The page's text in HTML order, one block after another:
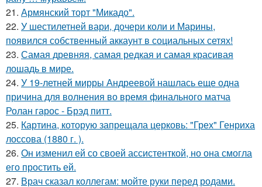
21. Армянский торт "Микадо".
22. У шестилетней вари, дочери коли и Марины,
появился собственный аккаунт в социальных сетях!
23. Самая древняя, самая редкая и самая красивая
лошадь в мире.
24. У 19-летней мирры Андреевой нашлась еще одна
причина для волнения во время финального матча
Ролан гарос - Брэд питт.
25. Картина, которую запрещала церковь: "Грех" Генриха
лоссова (1880 г. ).
26. Он изменил ей со своей ассистенткой, но она смогла
его простить ей.
27. Врач сказал коллегам: мойте руки перед родами.